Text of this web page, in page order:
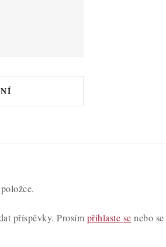
příspěvky. Prosím přihlaste se nebo se